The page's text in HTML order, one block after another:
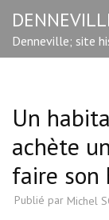
contenu
(Pressez
Denneville; site
Un
achète
faire son
Publié par Michel